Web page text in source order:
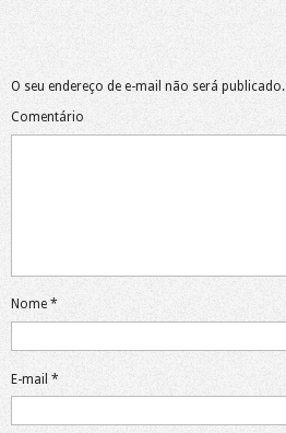
O seu endereço de e-mail não será publicado.
Comentário
Nome *
E-mail *